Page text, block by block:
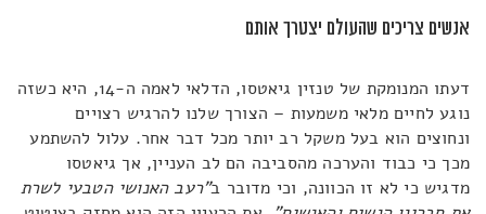
אנשים צריכים שהעולם יצטרך אותם
דעתו המנומקת של טנזין גיאטסו, הדלאי לאמה ה-14, היא כשזה
נוגע לחיים מלאי משמעות – הצורך שלנו להרגיש רצויים
ונחוצים הוא בעל משקל רב יותר מכל דבר אחר. עלול להשתמע
מכך כי כבוד והערכה מהסביבה הם לב העניין, אך גיאטסו
מדגיש כי לא זו הכוונה, וכי מדובר ב"רעב האנושי הטבעי לשרת